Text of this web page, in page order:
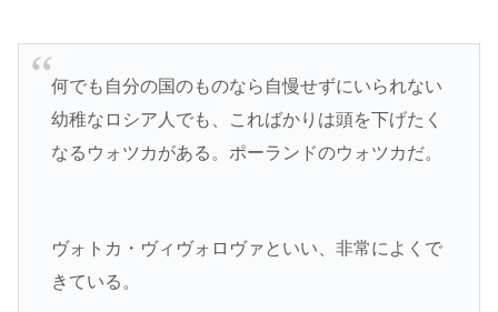
何でも自分の国のものなら自慢せずにいられない
幼稚なロシア人でも、こればかりは頭を下げたく
なるウォツカがある。ポーランドのウォツカだ。
ヴォトカ・ヴィヴォロヴァといい、非常によくで
きている。